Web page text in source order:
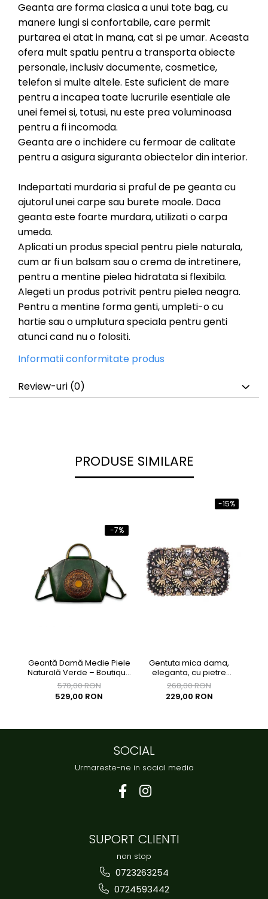
Geanta are forma clasica a unui tote bag, cu
manere lungi si confortabile, care permit
purtarea ei atat in mana, cat si pe umar. Aceasta
ofera mult spatiu pentru a transporta obiecte
personale, inclusiv documente, cosmetice,
telefon si multe altele. Este suficient de mare
pentru a incapea toate lucrurile esentiale ale
unei femei si, totusi, nu este prea voluminoasa
pentru a fi incomoda.
Geanta are o inchidere cu fermoar de calitate
pentru a asigura siguranta obiectelor din interior.
Indepartati murdaria si praful de pe geanta cu
ajutorul unei carpe sau burete moale. Daca
geanta este foarte murdara, utilizati o carpa
umeda.
Aplicati un produs special pentru piele naturala,
cum ar fi un balsam sau o crema de intretinere,
pentru a mentine pielea hidratata si flexibila.
Alegeti un produs potrivit pentru pielea neagra.
Pentru a mentine forma genti, umpleti-o cu
hartie sau o umplutura speciala pentru genti
atunci cand nu o folositi.
Informatii conformitate produs
Review-uri (0)
PRODUSE SIMILARE
-7%
Geantă Damă Medie Piele
Naturală Verde – Boutique
Deluxe
570,00 RON
529,00 RON
-15%
Gentuta mica dama,
eleganta, cu pietre
multicolore, clutch,
155x90x40mm
268,00 RON
229,00 RON
SOCIAL
Urmareste-ne in social media
SUPORT CLIENTI
non stop
0723263254
0724593442